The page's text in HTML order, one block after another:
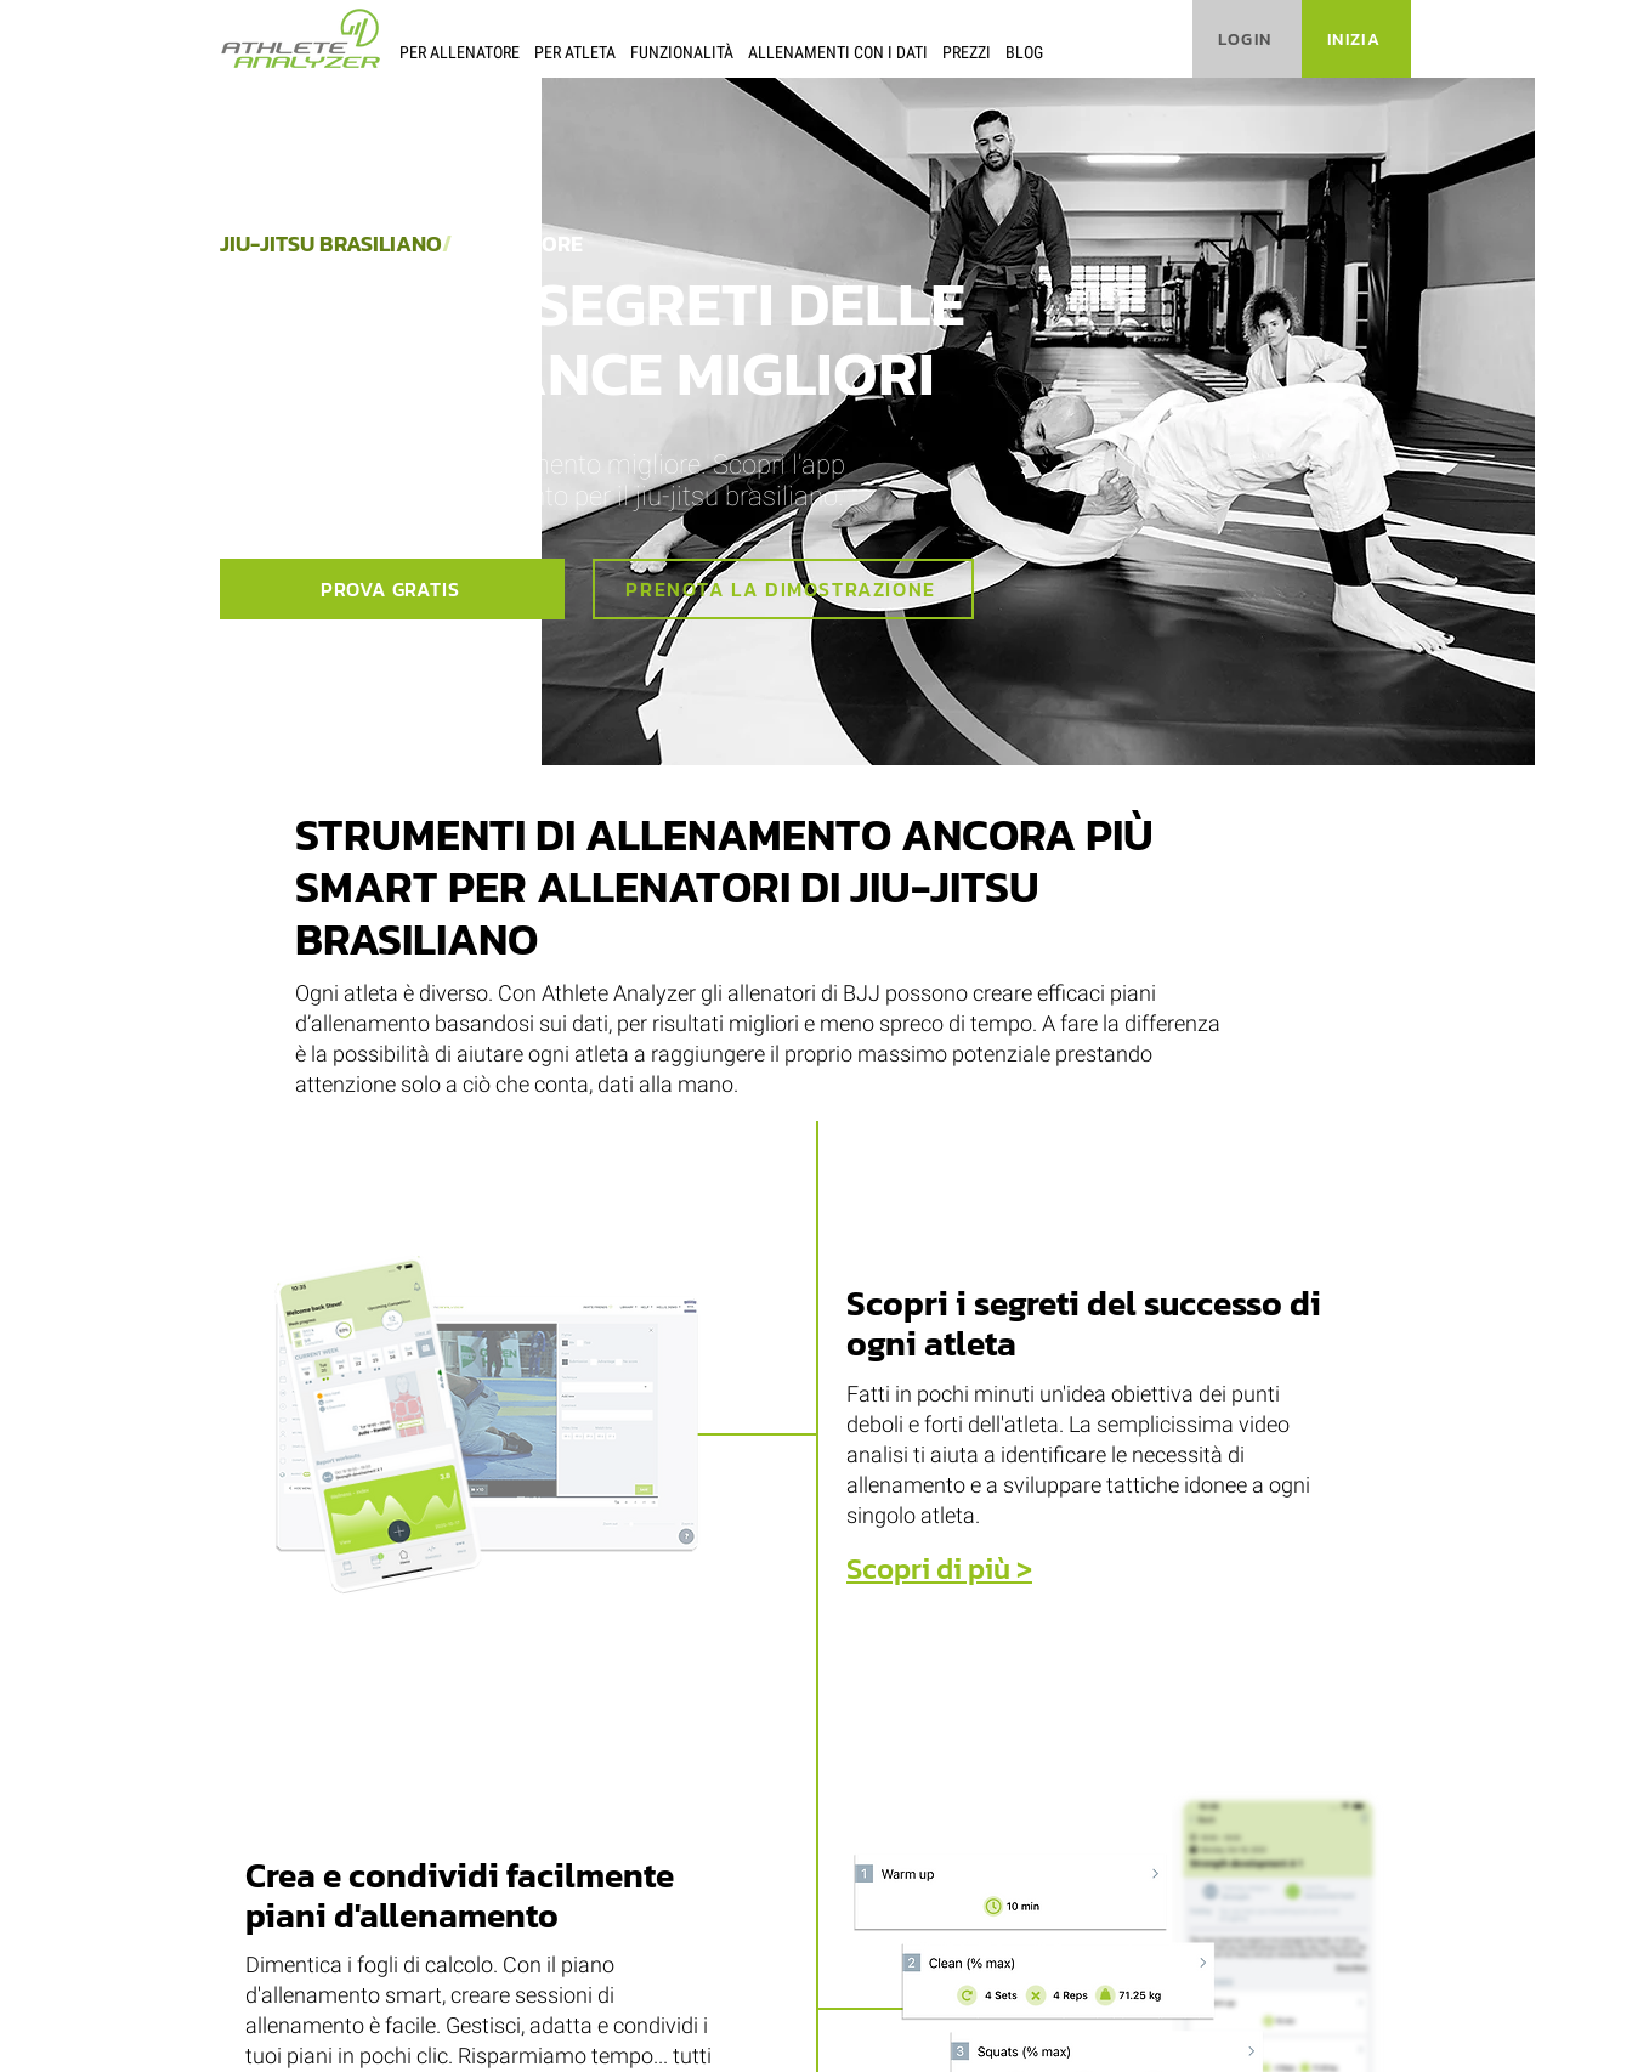
PER ALLENATORE PER ATLETA FUNZIONALITÀ ALLENAMENTI CON I DATI PREZZI BLOG LOGIN INIZIA
JIU-JITSU BRASILIANO/ ALLENATORE
SBLOCCA I SEGRETI DELLE
PERFORMANCE MIGLIORI
Scopri i segreti di un allenamento migliore. Scopri l'app
smart di analisi e allenamento per il jiu-jitsu brasiliano.
PROVA GRATIS PRENOTA LA DIMOSTRAZIONE
STRUMENTI DI ALLENAMENTO ANCORA PIÙ
SMART PER ALLENATORI DI JIU-JITSU
BRASILIANO
Ogni atleta è diverso. Con Athlete Analyzer gli allenatori di BJJ possono creare efficaci piani
d’allenamento basandosi sui dati, per risultati migliori e meno spreco di tempo. A fare la differenza
è la possibilità di aiutare ogni atleta a raggiungere il proprio massimo potenziale prestando
attenzione solo a ciò che conta, dati alla mano.
Scopri i segreti del successo di
ogni atleta
Fatti in pochi minuti un'idea obiettiva dei punti
deboli e forti dell'atleta. La semplicissima video
analisi ti aiuta a identificare le necessità di
allenamento e a sviluppare tattiche idonee a ogni
singolo atleta.
Scopri di più >
Crea e condividi facilmente
piani d'allenamento
Dimentica i fogli di calcolo. Con il piano
d'allenamento smart, creare sessioni di
allenamento è facile. Gestisci, adatta e condividi i
tuoi piani in pochi clic. Risparmiamo tempo... tutti